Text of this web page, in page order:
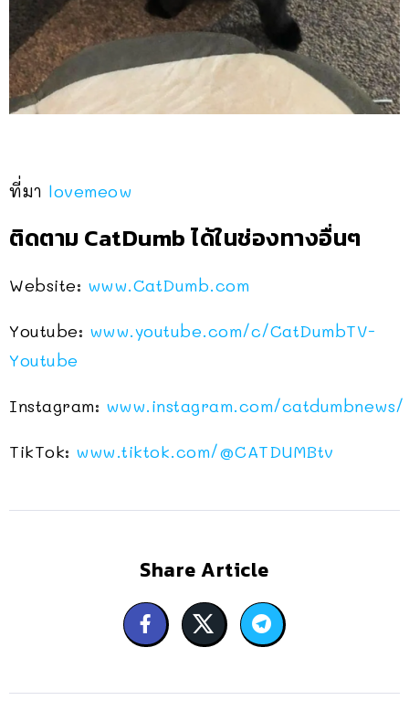
ที่มา lovemeow
ติดตาม CatDumb ได้ในช่องทางอื่นๆ
Website: www.CatDumb.com
Youtube: www.youtube.com/c/CatDumbTV-
Youtube
Instagram: www.instagram.com/catdumbnews/
TikTok: www.tiktok.com/@CATDUMBtv
Share Article